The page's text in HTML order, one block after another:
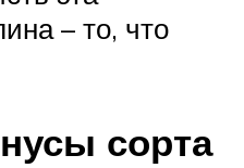
– то, что
сорта